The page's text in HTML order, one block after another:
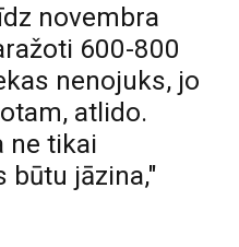
novembra
600-800
nenojuks, jo
atlido.
ne tikai
būtu jāzina,"